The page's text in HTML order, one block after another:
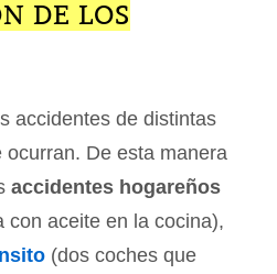
DE LOS
accidentes de distintas
De esta manera
accidentes hogareños
con aceite en la cocina),
(dos coches que